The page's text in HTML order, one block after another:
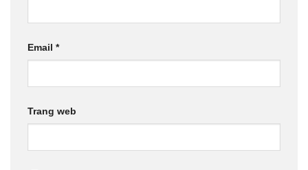
Email *
Trang web